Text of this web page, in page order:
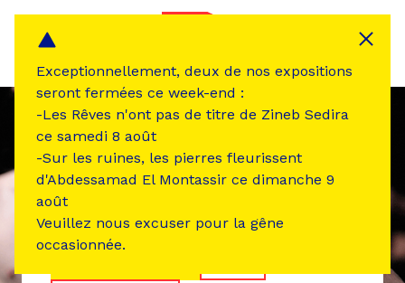
Exceptionnellement, deux de nos expositions
seront fermées ce week-end :
-Les Rêves n'ont pas de titre de Zineb Sedira
ce samedi 8 août
-Sur les ruines, les pierres fleurissent
d'Abdessamad El Montassir ce dimanche 9
août
Veuillez nous excuser pour la gêne
occasionnée.
Panneau de gestion des cookies